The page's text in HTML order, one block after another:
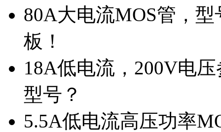
80A大电流MOS管，
板！
18A低电流，200V电
型号？
5.5A低电流高压功率